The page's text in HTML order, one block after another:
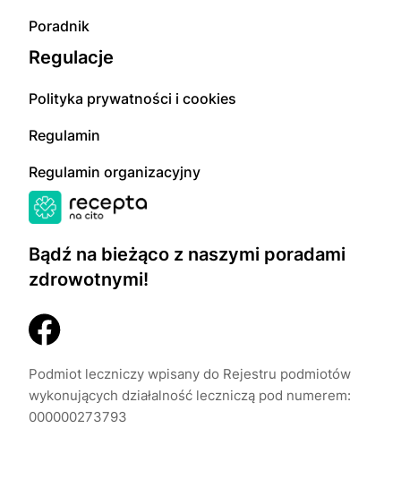
Bądź na bieżąco z naszymi poradami
zdrowotnymi!
Podmiot leczniczy wpisany do Rejestru podmiotów
wykonujących działalność leczniczą pod numerem:
000000273793
Poradnik
Regulacje
Polityka prywatności i cookies
Regulamin
Regulamin organizacyjny